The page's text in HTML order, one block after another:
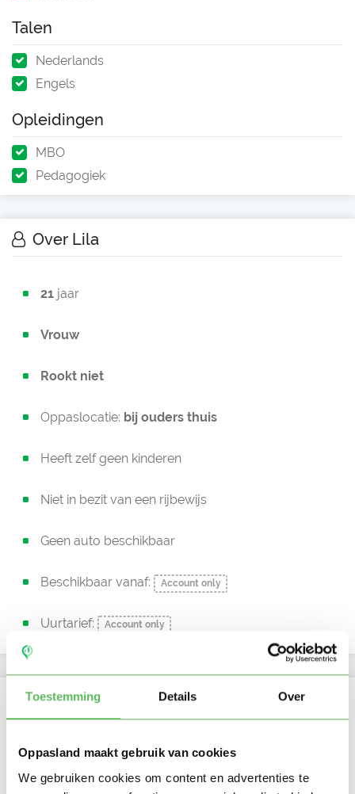
Toestemming Details Over
Oppasland maakt gebruik van cookies
We gebruiken cookies om content en advertenties te
Talen
Nederlands
Engels
Opleidingen
MBO
Pedagogiek
Over Lila
21 jaar
Vrouw
Rookt niet
Oppaslocatie: bij ouders thuis
Heeft zelf geen kinderen
Niet in bezit van een rijbewijs
Geen auto beschikbaar
Beschikbaar vanaf: Account only
Uurtarief: Account only
Kan oppassen op
Ochtend
Namiddag